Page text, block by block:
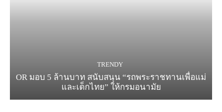
TRENDY
OR มอบ 5 ล้านบาท สนับสนุน “รถพระราชทานเพื่อแม่
และเด็กไทย” ให้กรมอนามัย